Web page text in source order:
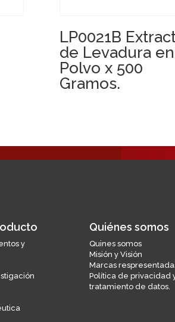
LP0021B
de Levadura en
Polvo x 500
Gramos.
y
Quiénes somos
Quines somos
Misión y Visión
Marcas
Política de privacidad
tratamiento de datos.